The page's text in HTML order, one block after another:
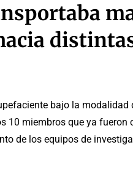
bajo la modalidad
10 miembros que ya fueron
de los equipos de